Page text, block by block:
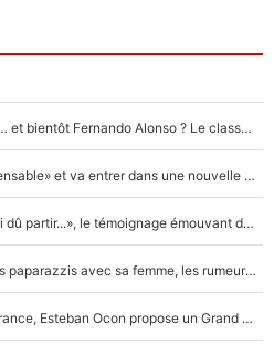
Max Verstappen, Lewis Hamilton… et bientôt Fernando Alonso ? Le classement des pilotes les mieux payés en Formule 1 risque de changer !
F1 - Alpine signe un accord «impensable» et va entrer dans une nouvelle dimension : Grande nouvelle pour Pierre Gasly !
F1 : « Je lui ai fait un câlin, puis j’ai dû partir...», le témoignage émouvant de Max Verstappen sur sa fille
F1 : Charles Leclerc surpris par les paparazzis avec sa femme, les rumeurs étaient vraies !
Comme pour le final du Tour de France, Esteban Ocon propose un Grand Prix de Formule 1 à Paris : «Autour de l’Arc de Triomphe, ce serait génial» !